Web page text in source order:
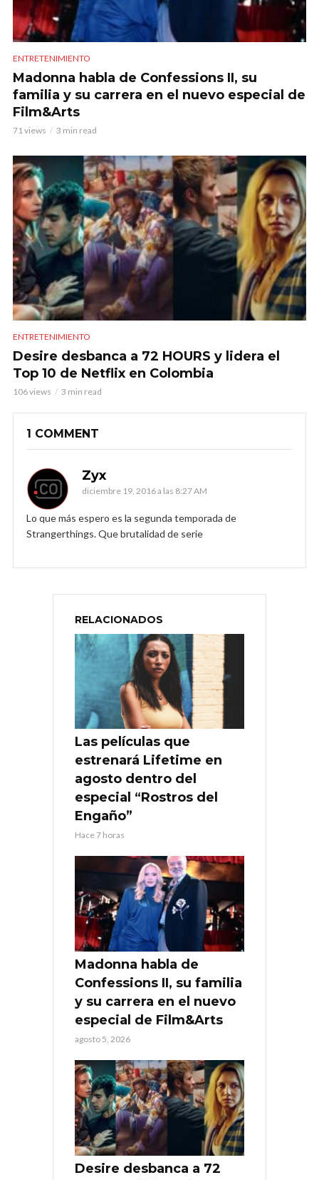
ENTRETENIMIENTO
Madonna habla de Confessions II, su
familia y su carrera en el nuevo especial de
Film&Arts
71 views 3 min read
ENTRETENIMIENTO
Desire desbanca a 72 HOURS y lidera el
Top 10 de Netflix en Colombia
106 views 3 min read
1 COMMENT
Zyx
diciembre 19, 2016 a las 8:27 AM
Lo que más espero es la segunda temporada de
Strangerthings. Que brutalidad de serie
RELACIONADOS
Las películas que
estrenará Lifetime en
agosto dentro del
especial “Rostros del
Engaño”
Hace 7 horas
Madonna habla de
Confessions II, su familia
y su carrera en el nuevo
especial de Film&Arts
agosto 5, 2026
Desire desbanca a 72